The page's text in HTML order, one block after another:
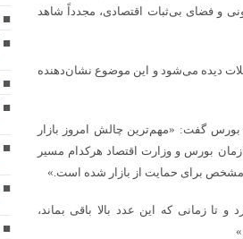
و فضای بی‌ثبات اقتصادی، مجدداً شاهد
دیده می‌شود و این موضوع نشان‌دهنده
بورس گفت: «مهم‌ترین چالش امروز بازار
بورس و وزارت اقتصاد هرکدام مسیر
مشخص برای حمایت از بازار شده است.»
تا زمانی که این عدد بالا باقی بماند،